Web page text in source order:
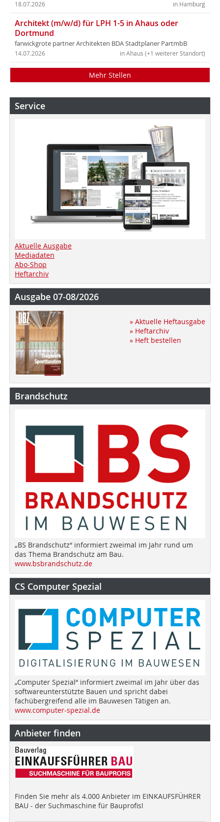
in Hamburg
18.07.2026
Architekt (m/w/d) für LPH 1-5 in Ahaus oder
Dortmund
farwickgrote partner Architekten BDA Stadtplaner PartmbB
in Ahaus (+1 weiterer Standort)
14.07.2026
Mehr Stellen
Service
Aktuelle Ausgabe
Mediadaten
Abo-Shop
Heftarchiv
Ausgabe 07-08/2026
» Aktuelle Heftausgabe
» Heftarchiv
» Heft bestellen
Brandschutz
„BS Brandschutz“ informiert zweimal im Jahr rund um
das Thema Brandschutz am Bau.
www.bsbrandschutz.de
CS Computer Spezial
„Computer Spezial“ informiert zweimal im Jahr über das
softwareunterstützte Bauen und spricht dabei
fachübergreifend alle im Bauwesen Tätigen an.
www.computer-spezial.de
Anbieter finden
Finden Sie mehr als 4.000 Anbieter im EINKAUFSFÜHRER
BAU - der Suchmaschine für Bauprofis!